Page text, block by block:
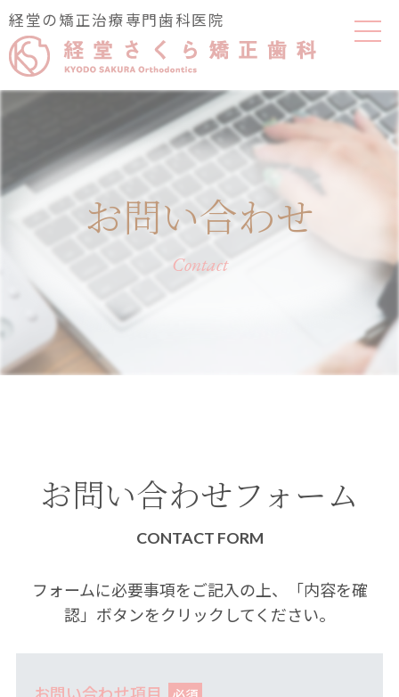
経堂の矯正治療専門歯科医院
お問い合わせ
Contact
お問い合わせフォーム
CONTACT FORM
フォームに必要事項をご記入の上、「内容を確
認」ボタンをクリックしてください。
お問い合わせ項目